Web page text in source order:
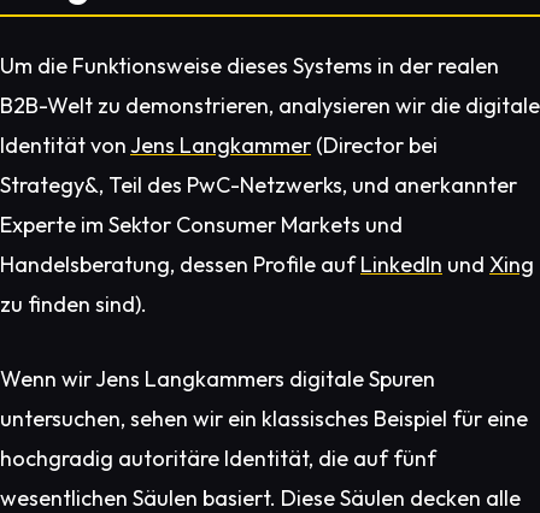
Um die Funktionsweise dieses Systems in der realen
B2B-Welt zu demonstrieren, analysieren wir die digitale
Identität vonJens Langkammer (Director bei
Strategy&, Teil des PwC-Netzwerks, und anerkannter
Experte im Sektor Consumer Markets und
Handelsberatung, dessen Profile aufLinkedIn und Xing
zu finden sind).
Wenn wir Jens Langkammers digitale Spuren
untersuchen, sehen wir ein klassisches Beispiel für eine
hochgradig autoritäre Identität, die auf fünf
wesentlichen Säulen basiert. Diese Säulen decken alle